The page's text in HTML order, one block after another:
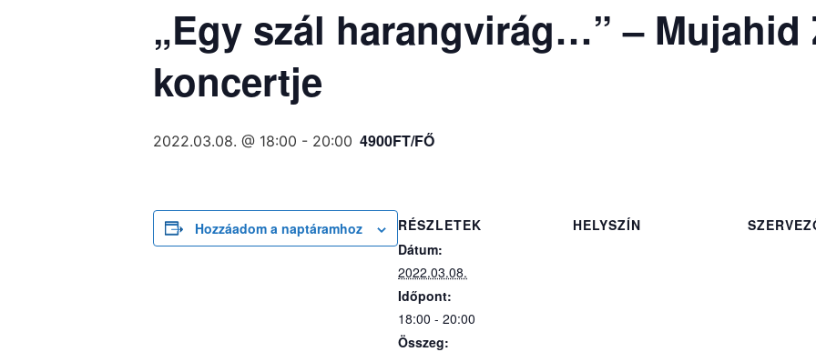
„Egy szál harangvirág…” –
koncertje
2022.03.08. @ 18:00 - 20:00 4900FT/FŐ
Hozzáadom a naptáramhoz
RÉSZLETEK
Dátum:
2022.03.08.
Időpont:
18:00 - 20:00
Összeg:
HELYSZÍN